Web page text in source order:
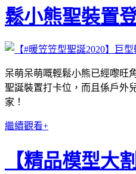
鬆小熊聖裝置
呆萌呆萌嘅輕鬆小熊已經嚟旺
聖誕裝置打卡位，而且係戶外
家！
繼續觀看+
【精品模型大